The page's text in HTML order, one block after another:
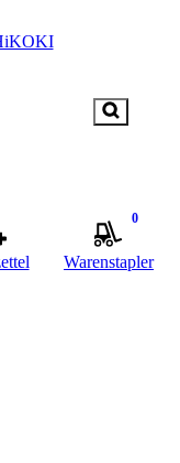
0
Warenstapler